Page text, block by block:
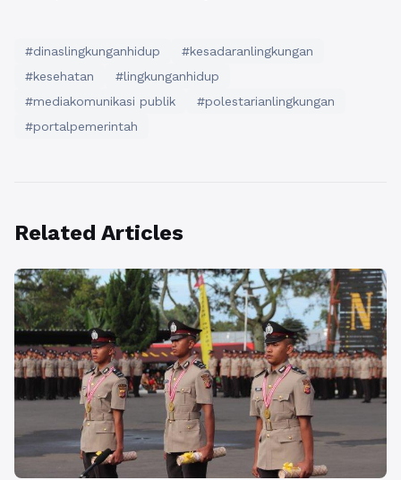
#dinaslingkunganhidup
#kesadaranlingkungan
#kesehatan
#lingkunganhidup
#mediakomunikasi publik
#polestarianlingkungan
#portalpemerintah
Related Articles